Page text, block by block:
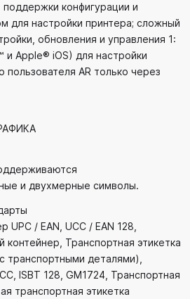
конфигурации и
для настройки принтера; сложный
обновления и управления 1:
и Apple® iOS) для настройки
пользователя AR только через
и двухмерные символы.
UPC / EAN, UCC / EAN 128,
Транспортная этикетка
транспортными деталями),
ISBT 128, GM1724, Транспортная
транспортная этикетка